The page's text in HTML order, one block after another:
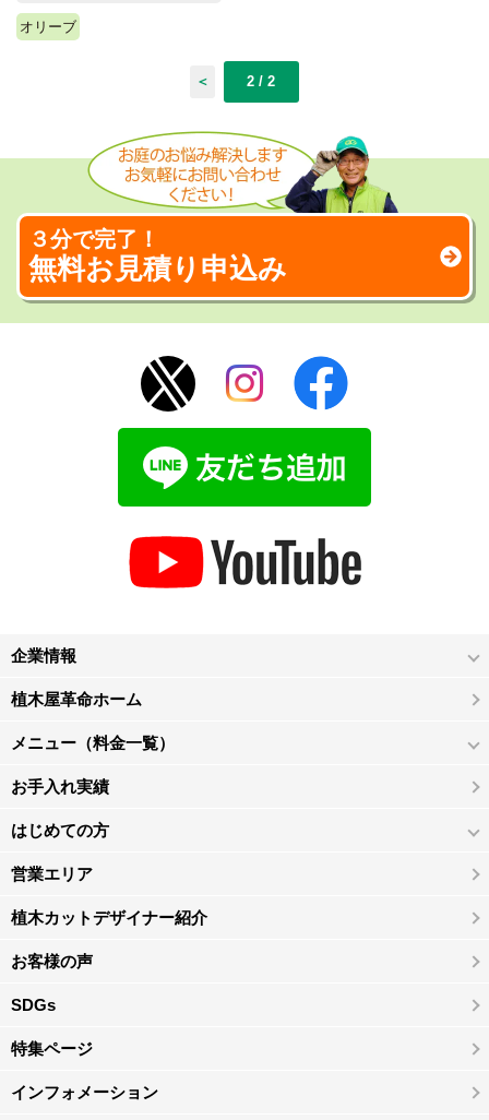
オリーブ
＜ 2 / 2
３分で完了！
無料お見積り申込み
企業情報
植木屋革命ホーム
メニュー（料金一覧）
お手入れ実績
はじめての方
営業エリア
植木カットデザイナー紹介
お客様の声
SDGs
特集ページ
インフォメーション